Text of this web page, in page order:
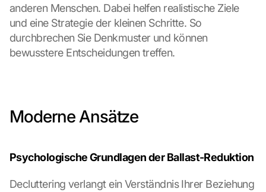
anderen Menschen. Dabei helfen realistische Ziele
und eine Strategie der kleinen Schritte. So
durchbrechen Sie Denkmuster und können
bewusstere Entscheidungen treffen.
Moderne Ansätze
Psychologische Grundlagen der Ballast-Reduktion
Decluttering verlangt ein Verständnis Ihrer Beziehung